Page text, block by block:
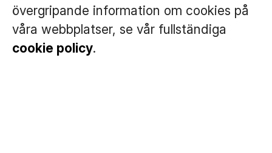
övergripande information om cookies på
våra webbplatser, se vår fullständiga
cookie policy.